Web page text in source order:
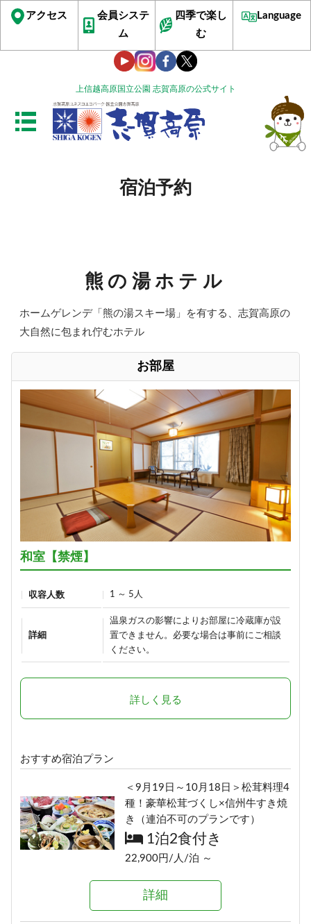
上信越高原国立公園 志賀高原の公式サイト
アクセス
会員システ
ム
四季で楽し
む
Language
宿泊予約
熊の湯ホテル
ホームゲレンデ「熊の湯スキー場」を有する、志賀高原の
大自然に包まれ佇むホテル
お部屋
和室【禁煙】
収容人数 1 ～ 5人
詳細
温泉ガスの影響によりお部屋に冷蔵庫が設
置できません。必要な場合は事前にご相談
ください。
詳しく見る
おすすめ宿泊プラン
＜9月19日～10月18日＞松茸料理4
種！豪華松茸づくし×信州牛すき焼
き（連泊不可のプランです）
1泊2食付き
22,900円/人/泊 ～
詳細